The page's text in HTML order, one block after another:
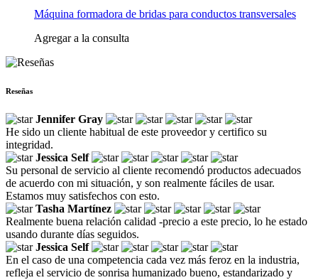
Máquina formadora de bridas para conductos transversales
Agregar a la consulta
Reseñas
Jennifer Gray
He sido un cliente habitual de este proveedor y certifico su
integridad.
Jessica Self
Su personal de servicio al cliente recomendó productos adecuados
de acuerdo con mi situación, y son realmente fáciles de usar.
Estamos muy satisfechos con esto.
Tasha Martínez
Realmente buena relación calidad -precio a este precio, lo he estado
usando durante días seguidos.
Jessica Self
En el caso de una competencia cada vez más feroz en la industria,
refleja el servicio de sonrisa humanizado bueno, estandarizado y